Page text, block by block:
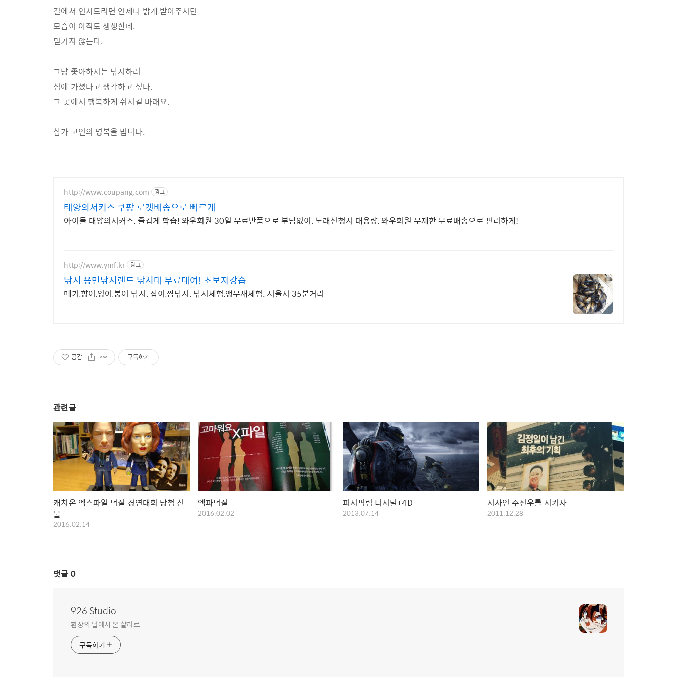
길에서 인사드리면 언제나 밝게 받아주시던
모습이 아직도 생생한데.
믿기지 않는다.
그냥 좋아하시는 낚시하러
섬에 가셨다고 생각하고 싶다.
그 곳에서 행복하게 쉬시길 바래요.
삼가 고인의 명복을 빕니다.
http://www.coupang.com 광고
태양의서커스 쿠팡 로켓배송으로 빠르게
아이들 태양의서커스, 즐겁게 학습! 와우회원 30일 무료반품으로 부담없이. 노래신청서 대용량, 와우회원 무제한 무료배송으로 편리하게!
http://www.ymf.kr 광고
낚시 용면낚시랜드 낚시대 무료대여! 초보자강습
메기,향어,잉어,붕어 낚시. 잡이,짬낚시. 낚시체험,앵무새체험. 서울서 35분거리
공감 구독하기
관련글
캐치온 엑스파일 덕질 경연대회 당첨 선
물
2016.02.14
엑파덕질
2016.02.02
퍼시픽림 디지털+4D
2013.07.14
시사인 주진우를 지키자
2011.12.28
댓글 0
926 Studio
환상의 달에서 온 샬라르
구독하기